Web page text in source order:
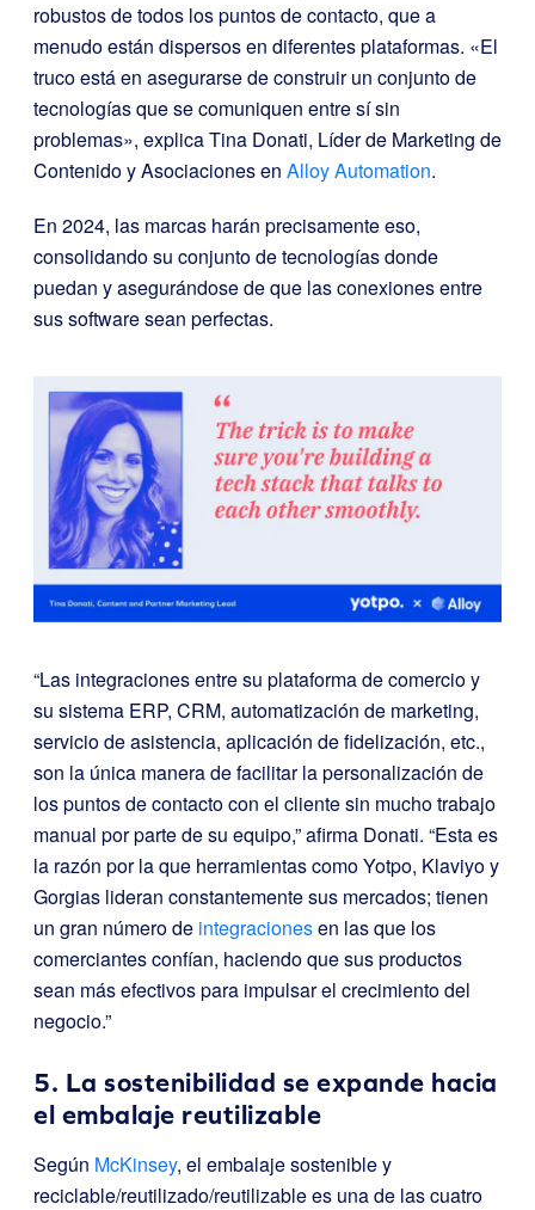
robustos de todos los puntos de contacto, que a
menudo están dispersos en diferentes plataformas. «El
truco está en asegurarse de construir un conjunto de
tecnologías que se comuniquen entre sí sin
problemas», explica Tina Donati, Líder de Marketing de
Contenido y Asociaciones en Alloy Automation.
En 2024, las marcas harán precisamente eso,
consolidando su conjunto de tecnologías donde
puedan y asegurándose de que las conexiones entre
sus software sean perfectas.
“Las integraciones entre su plataforma de comercio y
su sistema ERP, CRM, automatización de marketing,
servicio de asistencia, aplicación de fidelización, etc.,
son la única manera de facilitar la personalización de
los puntos de contacto con el cliente sin mucho trabajo
manual por parte de su equipo,” afirma Donati. “Esta es
la razón por la que herramientas como Yotpo, Klaviyo y
Gorgias lideran constantemente sus mercados; tienen
un gran número de integracionesen las que los
comerciantes confían, haciendo que sus productos
sean más efectivos para impulsar el crecimiento del
negocio.”
5. La sostenibilidad se expande hacia
el embalaje reutilizable
Según McKinsey, el embalaje sostenible y
reciclable/reutilizado/reutilizable es una de las cuatro